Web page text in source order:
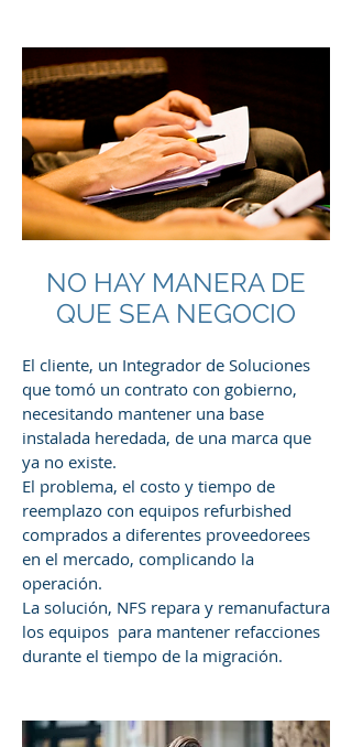
NO HAY MANERA DE
QUE SEA NEGOCIO
El cliente, un Integrador de Soluciones
que tomó un contrato con gobierno,
necesitando mantener una base
instalada heredada, de una marca que
ya no existe.
El problema, el costo y tiempo de
reemplazo con equipos refurbished
comprados a diferentes proveedorees
en el mercado, complicando la
operación.
La solución, NFS repara y remanufactura
los equipos para mantener refacciones
durante el tiempo de la migración.